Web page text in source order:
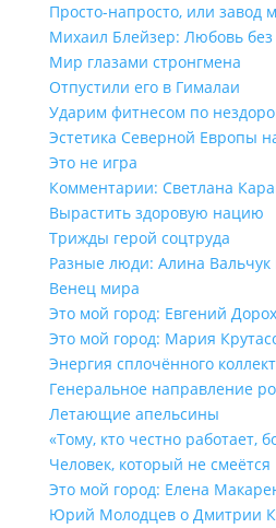
Просто-напросто, или завод
Михаил Блейзер: Любовь
Мир глазами стронгмена
Отпустили его в Гималаи
Ударим фитнесом по
Эстетика Северной Европы
Это не игра
Комментарии: Светлана
Вырастить здоровую нацию
Трижды герой соцтруда
Разные люди: Алина Вальчук
Венец мира
Это мой город: Евгений
Это мой город: Мария
Энергия сплочённого
Генеральное направление
Летающие апельсины
«Тому, кто честно работает,
Человек, который не смеётся
Это мой город: Елена
Юрий Молодцев о Дмитрии